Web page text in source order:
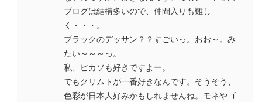
ブログは結構多いので、仲間入りも難し
く・・・。
ブラックのデッサン？？すごいっ。おお～。み
たい～～～っ。
私、ピカソも好きですよー。
でもクリムトが一番好きなんです。そうそう、
色彩が日本人好みかもしれませんね。モネやゴ